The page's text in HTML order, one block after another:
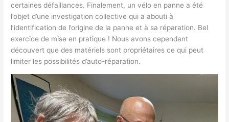
certaines défaillances. Finalement, un vélo en panne a été
l’objet d’une investigation collective qui a abouti à
l’identification de l’origine de la panne et à sa réparation. Bel
exercice de mise en pratique ! Nous avons cependant
découvert que des matériels sont propriétaires ce qui peut
limiter les possibilités d’auto-réparation.